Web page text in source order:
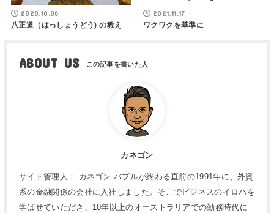
2020.10.06
八正道（はっしょうどう) の教え
2021.11.17
ワクワクを基準に
ABOUT US
カネゴン
サイト管理人： カネゴン バブルが終わる直前の1991年に、外資
系の金融関係の会社に入社しました。そこでビジネスのイロハを
学ばせていただき、10年以上のオーストラリアでの勤務時代に